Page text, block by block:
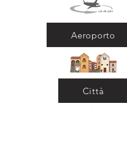
Aeroporto
Città